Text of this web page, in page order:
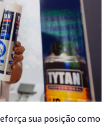
sua posição como